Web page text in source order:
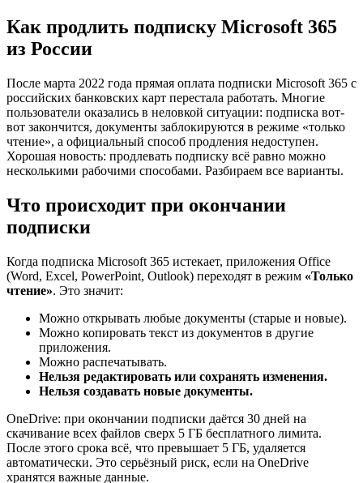
Как продлить подписку Microsoft 365
из России
После марта 2022 года прямая оплата подписки Microsoft 365 с
российских банковских карт перестала работать. Многие
пользователи оказались в неловкой ситуации: подписка вот-
вот закончится, документы заблокируются в режиме «только
чтение», а официальный способ продления недоступен.
Хорошая новость: продлевать подписку всё равно можно
несколькими рабочими способами. Разбираем все варианты.
Что происходит при окончании
подписки
Когда подписка Microsoft 365 истекает, приложения Office
(Word, Excel, PowerPoint, Outlook) переходят в режим «Только
чтение». Это значит:
Можно открывать любые документы (старые и новые).
Можно копировать текст из документов в другие
приложения.
Можно распечатывать.
Нельзя редактировать или сохранять изменения.
Нельзя создавать новые документы.
OneDrive: при окончании подписки даётся 30 дней на
скачивание всех файлов сверх 5 ГБ бесплатного лимита.
После этого срока всё, что превышает 5 ГБ, удаляется
автоматически. Это серьёзный риск, если на OneDrive
хранятся важные данные.